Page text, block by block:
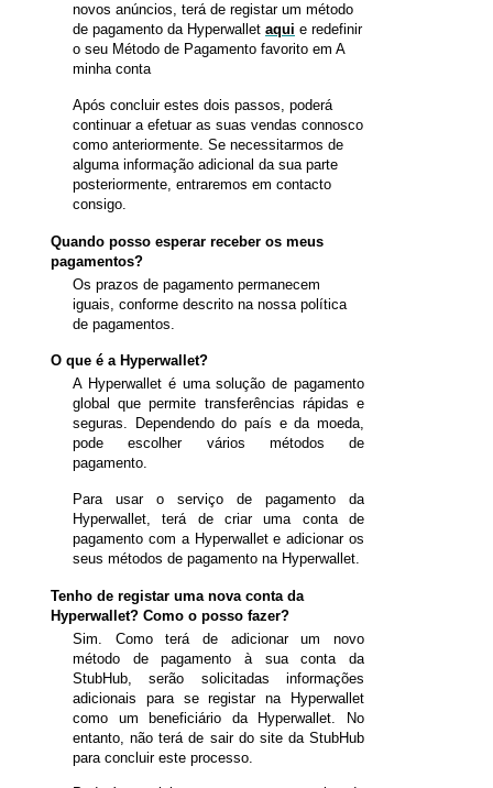
novos anúncios, terá de registar um método
de pagamento da Hyperwallet aqui e redefinir
o seu Método de Pagamento favorito em A
minha conta
Após concluir estes dois passos, poderá
continuar a efetuar as suas vendas connosco
como anteriormente. Se necessitarmos de
alguma informação adicional da sua parte
posteriormente, entraremos em contacto
consigo.
Quando posso esperar receber os meus
pagamentos?
Os prazos de pagamento permanecem
iguais, conforme descrito na nossa política
de pagamentos.
O que é a Hyperwallet?
A Hyperwallet é uma solução de pagamento
global que permite transferências rápidas e
seguras. Dependendo do país e da moeda,
pode escolher vários métodos de
pagamento.
Para usar o serviço de pagamento da
Hyperwallet, terá de criar uma conta de
pagamento com a Hyperwallet e adicionar os
seus métodos de pagamento na Hyperwallet.
Tenho de registar uma nova conta da
Hyperwallet? Como o posso fazer?
Sim. Como terá de adicionar um novo
método de pagamento à sua conta da
StubHub, serão solicitadas informações
adicionais para se registar na Hyperwallet
como um beneficiário da Hyperwallet . No
entanto, não terá de sair do site da StubHub
para concluir este processo.